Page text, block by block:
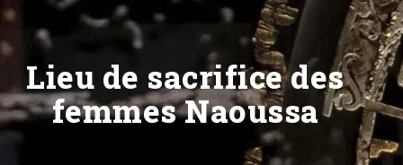
Lieu de sacrifice des
femmes Naoussa